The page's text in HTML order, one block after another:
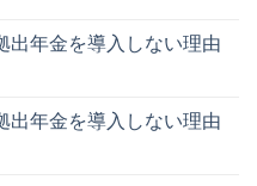
出年金を導入しない理由
出年金を導入しない理由